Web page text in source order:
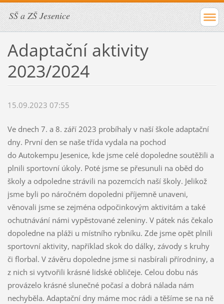
SŠ a ZŠ Jesenice
Adaptační aktivity
2023/2024
15.09.2023 07:55
Ve dnech 7. a 8. září 2023 probíhaly v naší škole adaptační
dny. První den se naše třída vydala na pochod
do Autokempu Jesenice, kde jsme celé dopoledne soutěžili a
plnili sportovní úkoly. Poté jsme se přesunuli na oběd do
školy a odpoledne strávili na pozemcích naší školy. Jelikož
jsme byli po náročném dopoledni příjemně unaveni,
věnovali jsme se zejména odpočinkovým aktivitám a také
ochutnávání námi vypěstované zeleniny. V pátek nás čekalo
dopoledne na pláži u místního rybníku. Zde jsme opět plnili
sportovní aktivity, například skok do dálky, závody s kruhy
či florbal. V závěru dopoledne jsme si nasbírali přírodniny, a
z nich si vytvořili krásné lidské obličeje. Celou dobu nás
provázelo krásné slunečné počasí a dobrá nálada nám
nechyběla. Adaptační dny máme moc rádi a těšíme se na ně